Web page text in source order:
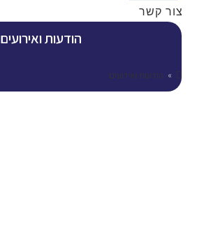
צור קשר
הודעות ואירועים
» הודעות ואירועים